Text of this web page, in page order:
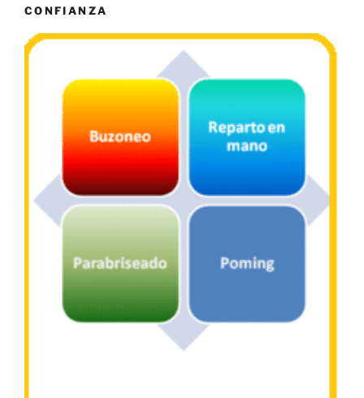
CONFIANZA